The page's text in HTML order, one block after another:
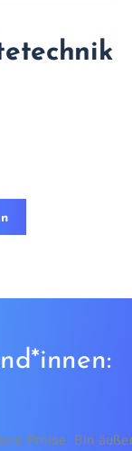
Preise. Bin